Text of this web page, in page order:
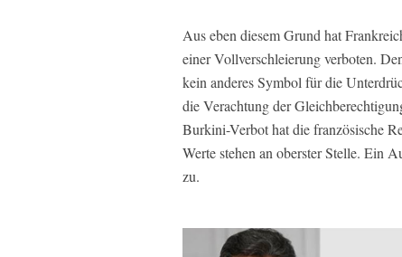
Aus eben diesem Grund hat
einer Vollverschleierung verboten.
kein anderes Symbol für die
die Verachtung der
Burkini-Verbot hat die französische
Werte stehen an oberster Stelle. Ein
zu.